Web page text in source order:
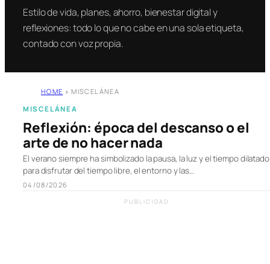
Estilo de vida, planes, ahorro, bienestar digital y
reflexiones: todo lo que no cabe en una sola etiqueta,
contado con voz propia.
HOME » MISCELÁNEA
MISCELÁNEA
Reflexión: época del descanso o el
arte de no hacer nada
El verano siempre ha simbolizado la pausa, la luz y el tiempo dilatado
para disfrutar del tiempo libre, el entorno y las…
04/08/2026
PUBLICIDAD